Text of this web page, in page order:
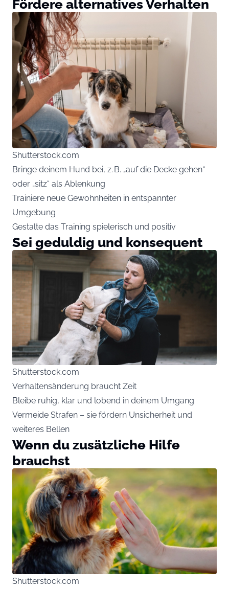
Fördere alternatives Verhalten
Shutterstock.com
Bringe deinem Hund bei, z. B. „auf die Decke gehen“
oder „sitz“ als Ablenkung
Trainiere neue Gewohnheiten in entspannter
Umgebung
Gestalte das Training spielerisch und positiv
Sei geduldig und konsequent
Shutterstock.com
Verhaltensänderung braucht Zeit
Bleibe ruhig, klar und lobend in deinem Umgang
Vermeide Strafen – sie fördern Unsicherheit und
weiteres Bellen
Wenn du zusätzliche Hilfe
brauchst
Shutterstock.com